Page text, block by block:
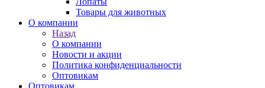
Товары для животных
О компании
Назад
О компании
Новости и акции
Политика конфиденциальности
Оптовикам
Оптовикам